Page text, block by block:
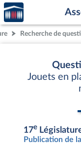
Aller au contenu
Aller en bas de la
Accèder
à la
page
d'accueilRecherche de
Jouets en
17e
Publication de